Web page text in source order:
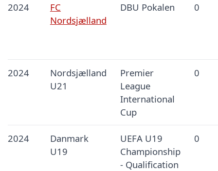
2024
FC
Nordsjælland
DBU Pokalen 0
2024
Nordsjælland
U21
Premier
League
International
Cup
0
2024
Danmark
U19
UEFA U19
Championship
- Qualification
0